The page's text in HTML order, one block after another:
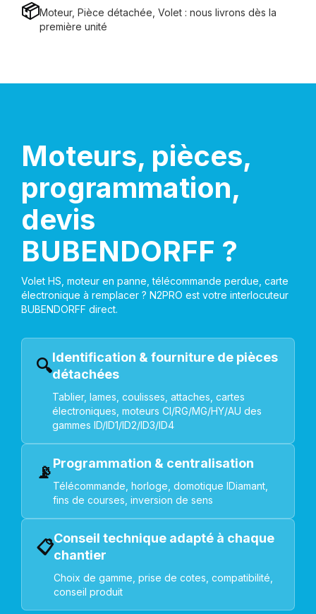
📦Moteur, Pièce détachée, Volet : nous livrons dès la
première unité
Moteurs, pièces,
programmation,
devis
BUBENDORFF ?
Volet HS, moteur en panne, télécommande perdue, carte
électronique à remplacer ? N2PRO est votre interlocuteur
BUBENDORFF direct.
🔍Identification & fourniture de pièces
détachées
Tablier, lames, coulisses, attaches, cartes
électroniques, moteurs CI/RG/MG/HY/AU des
gammes ID/ID1/ID2/ID3/ID4
📡Programmation & centralisation
Télécommande, horloge, domotique IDiamant,
fins de courses, inversion de sens
📋Conseil technique adapté à chaque
chantier
Choix de gamme, prise de cotes, compatibilité,
conseil produit